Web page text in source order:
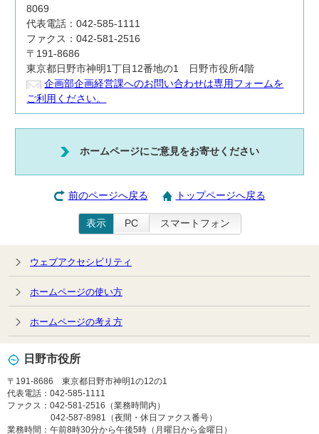
8069
代表電話：042-585-1111
ファクス：042-581-2516
〒191-8686
東京都日野市神明1丁目12番地の1 日野市役所4階
企画部企画経営課へのお問い合わせは専用フォームを
ご利用ください。
ホームページにご意見をお寄せください
前のページへ戻る トップページへ戻る
表示 PC スマートフォン
ウェブアクセシビリティ
ホームページの使い方
ホームページの考え方
日野市役所
〒191-8686 東京都日野市神明1の12の1
代表電話：042-585-1111
ファクス：042-581-2516（業務時間内）
042-587-8981（夜間・休日ファクス番号）
業務時間：午前8時30分から午後5時（月曜日から金曜日）